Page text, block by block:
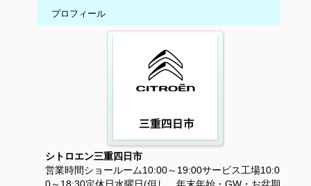
プロフィール
シトロエン三重四日市
営業時間ショールーム10:00～19:00サービス工場10:0